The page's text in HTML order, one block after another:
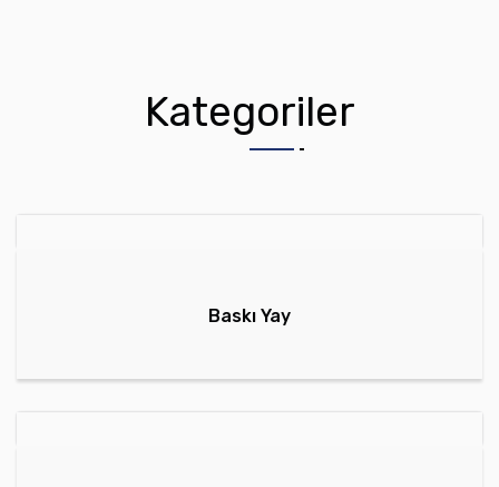
Kategoriler
Baskı Yay